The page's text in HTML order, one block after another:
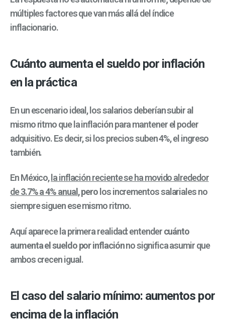
múltiples factores que van más allá del índice
inflacionario.
Cuánto aumenta el sueldo por inflación
en la práctica
En un escenario ideal, los salarios deberían subir al
mismo ritmo que la inflación para mantener el poder
adquisitivo. Es decir, si los precios suben 4%, el ingreso
también.
En México, la inflación reciente se ha movido alrededor
de3.7% a 4% anual , pero los incrementos salariales no
siempre siguen ese mismo ritmo.
Aquí aparece la primera realidad: entendercuánto
aumenta el sueldo por inflaciónno significa asumir que
ambos crecen igual.
El caso del salario mínimo: aumentos por
encima de la inflación